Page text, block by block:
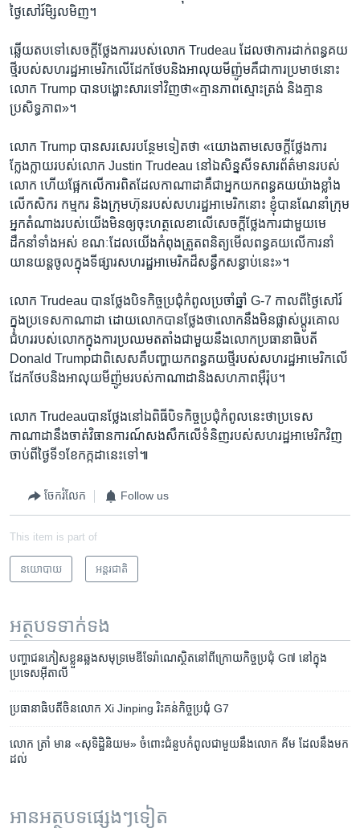
ថ្ងៃសៅរ៍​មិ្សលមិញ។ ​
ឆ្លើយតប​ទៅ​សេចក្តី​ថ្លែងការ​របស់​លោក Trudeau​ ដែល​ថា​ការ​ដាក់​ពន្ធគយ​
ថ្មី​របស់​សហរដ្ឋអាមេរិក​លើ​ដែកថែប​និង​អាលុយ​មីញ៉ូម​គឺ​ជា​ការ​ប្រមាថ​នោះ​
លោក Trump បាន​បង្ហោះសារ​ទៅ​វិញ​ថា«គ្មាន​ភាព​ស្មោះត្រង់​ និង​គ្មាន​
ប្រសិទ្ធភាព»។
លោក Trump បាន​សរសេរ​បន្ថែម​ទៀត​ថា «យោង​តាម​សេចក្តីថ្លែងការ​
ក្លែងក្លាយ​របស់​លោក Justin Trudeau​ នៅ​ឯ​សិន្នសីទ​សារព័ត៌មាន​របស់​
លោក​ ហើយ​ផ្អែក​លើ​ការពិត​ដែល​កាណាដា​គឺ​ជា​អ្នក​យក​ពន្ធគយ​យ៉ាង​ខ្លាំង​
លើ​កសិករ​ កម្មករ​ និង​ក្រុមហ៊ុន​របស់​សហរដ្ឋអាមេរិក​នោះ​ ខ្ញុំ​បាន​ណែនាំ​ក្រុម​
អ្នកតំណាង​របស់​យើង​មិន​ឲ្យ​ចុះ​ហត្ថលេខា​លើ​សេចក្តីថ្លែងការ​ជាមួយ​មេ
ដឹកនាំ​ទាំងអស់​ ខណៈ​ដែល​យើង​កំពុង​ត្រួតពនិត្យ​មើល​ពន្ធគយ​លើ​ការនាំ​
យានយន្ត​ចូល​ក្នុង​ទីផ្សារ​សហរដ្ឋអាមេរិក​ដ៏​សន្ធឹកសន្ធាប់​នេះ»។
លោក Trudeau បាន​ថ្លែង​បិទ​កិច្ចប្រជុំ​កំពូល​ប្រចាំ​ឆ្នាំ G-7 កាល​ពី​ថ្ងៃសៅរ៍​
ក្នុង​ប្រទេស​កាណាដា​ ដោយ​លោក​បាន​ថ្លែង​ថា​លោក​នឹង​មិន​ផ្លាស់ប្តូរ​គោល
ជំហរ​របស់​លោក​ក្នុង​ការ​ប្រឈម​តតាំង​ជាមួយ​នឹង​លោកប្រធានាធិបតី
Donald Trumpជាពិសេស​គឺ​បញ្ហា​យក​ពន្ធគយថ្មី​របស់​សហរដ្ឋអាមេរិក​លើ​
ដែកថែប​និង​អាលុយមីញ៉ូម​របស់​កាណាដា​និង​សហភាពអ៊ឺរ៉ុប។
លោក Trudeauបាន​ថ្លែង​នៅ​ឯ​ពិធីបិទ​កិច្ចប្រជុំ​កំពូល​នេះ​ថា​ប្រទេស
កាណាដា​នឹង​ចាត់វិធានការណ៍​សងសឹក​លើ​ទំនិញ​របស់​សហរដ្ឋអាមេរិក​វិញ​
ចាប់​ពី​ថ្ងៃទី១​ខែកក្កដានេះ​ទៅ៕
ចែករំលែក Follow us
This item is part of
នយោបាយ អន្តរជាតិ
អត្ថបទ​ទាក់ទង
បញ្ហា​ជន​ភៀស​ខ្លួន​ឆ្លង​សមុទ្រ​មេឌីទែរ៉ាណេ​ស្ថិត​នៅ​ពី​ក្រោយ​កិច្ច​ប្រជុំ G៧ នៅ​ក្នុង​
ប្រទេស​អ៊ីតាលី
ប្រធានាធិបតី​ចិន​លោក Xi Jinping រិះគន់​កិច្ច​ប្រជុំ G7
លោក ត្រាំ មាន «សុទិដ្ឋិនិយម» ចំពោះ​ជំនួប​កំពូល​ជាមួយនឹង​លោក គីម ដែល​នឹង​មក​
ដល់
អានអត្ថបទផ្សេងៗទៀត